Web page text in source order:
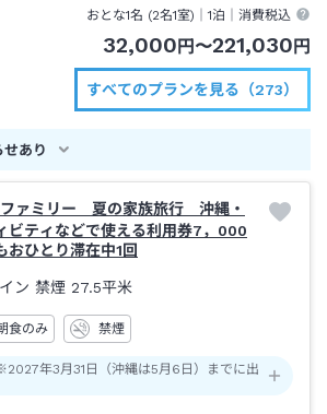
おとな1名 (2名1室)｜1泊 ｜消費税込
32,000 円 〜221,030 円
すべてのプランを見る（273）
あり
ァミリー 夏の家族旅行 沖縄・
ビティなどで使える利用券7，000
ひとり滞在中1回
ン 禁煙 27.5平米
食のみ 禁煙
年3月31日（沖縄は5月6日）までに出